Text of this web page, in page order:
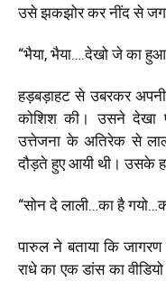
उसे झकझोर कर नींद से
“भैया, भैया….देखो जे का
हड़बड़ाहट से उबरकर
कोशिश की। उसने देखा
उत्तेजना के अतिरेक से
दौड़ते हुए आयी थी। उसके
“सोन दे लाली…का है
पारुल ने बताया कि
राधे का एक डांस का